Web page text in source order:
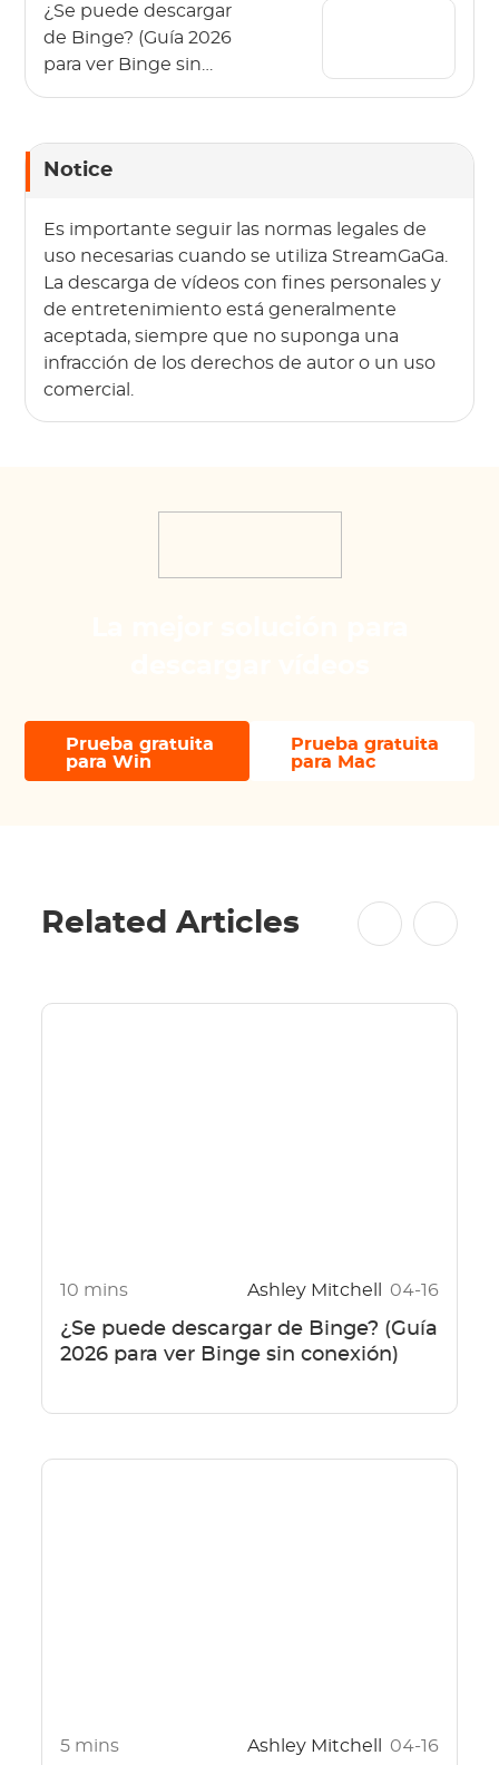
¿Se puede descargar
de Binge? (Guía 2026
para ver Binge sin
Notice
Es importante seguir las normas legales de
uso necesarias cuando se utiliza StreamGaGa.
La descarga de vídeos con fines personales y
de entretenimiento está generalmente
aceptada, siempre que no suponga una
infracción de los derechos de autor o un uso
comercial.
Prueba gratuita
para Win
Prueba gratuita
para Mac
Related Articles
10 mins Ashley Mitchell 04-16
¿Se puede descargar de Binge? (Guía
2026 para ver Binge sin conexión)
5 mins Ashley Mitchell 04-16